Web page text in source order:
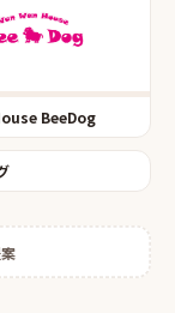
BeeDog